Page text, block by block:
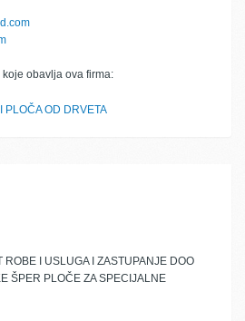
obavlja ova firma:
PLOČA OD DRVETA
ROBE I USLUGA I ZASTUPANJE DOO
ŠPER PLOČE ZA SPECIJALNE